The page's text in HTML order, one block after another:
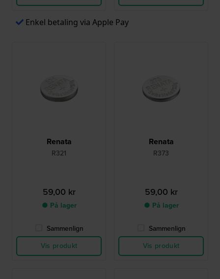
Enkel betaling via Apple Pay
Renata
R321
59,00 kr
● På lager
Sammenlign
Vis produkt
Renata
R373
59,00 kr
● På lager
Sammenlign
Vis produkt